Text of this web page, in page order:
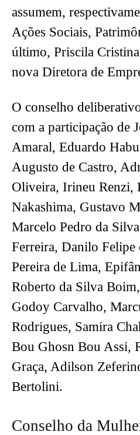
assumem,
Ações Sociais,
último, Priscila
nova Diretora de
O conselho
com a participação de
Amaral, Eduardo
Augusto de Castro,
Oliveira, Irineu Renzi,
Nakashima, Gustavo
Marcelo Pedro da
Ferreira, Danilo Felipe
Pereira de Lima,
Roberto da Silva
Godoy Carvalho,
Rodrigues, Samira
Bou Ghosn Bou Assi,
Graça, Adilson
Bertolini.
Conselho da